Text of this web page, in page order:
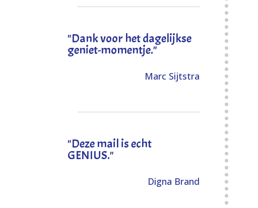
"Dank voor het dagelijkse
geniet-momentje."
Marc Sijtstra
"Deze mail is echt
GENIUS."
Digna Brand